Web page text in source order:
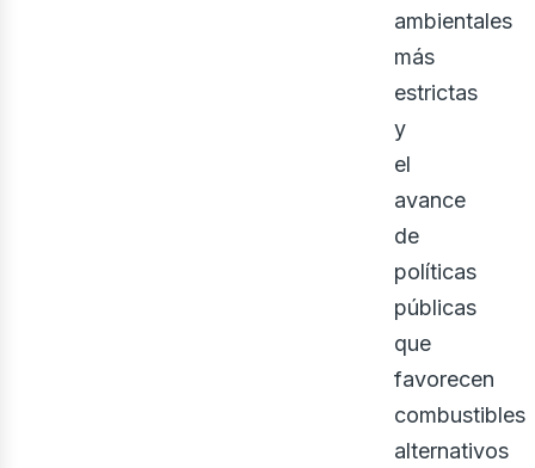
ambientales
más
estrictas
y
el
avance
de
políticas
públicas
que
favorecen
combustibles
alternativos